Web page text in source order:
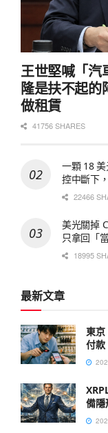
王世堅喊「汽
隆是扶不起的
做租賃
41756 SHARES
一顆 18
控中斷下
22466
美光關掉
只拿回「
18995
最新文章
東
付款
備隱